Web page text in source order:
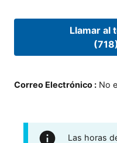
Llamar al
Correo Electrónico : No
Las horas